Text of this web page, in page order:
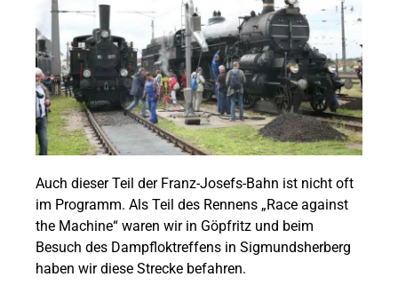
Auch dieser Teil der Franz-Josefs-Bahn ist nicht oft
im Programm. Als Teil des Rennens „Race against
the Machine“ waren wir in Göpfritz und beim
Besuch des Dampfloktreffens in Sigmundsherberg
haben wir diese Strecke befahren.